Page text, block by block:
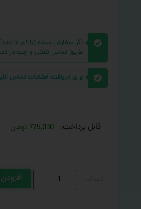
اگر
طریق تماس تلفنی و چت در
برای دریافت اطلاعات تماس
قابل پرداخت: 775,000 تومان